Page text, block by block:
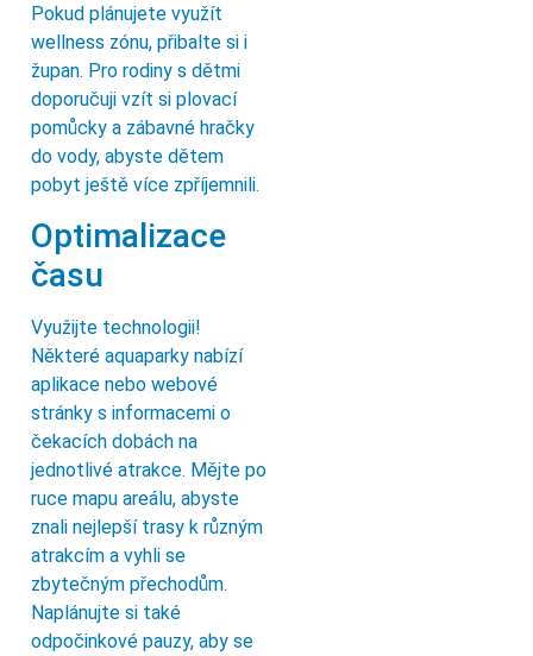
Pokud plánujete využít
wellness zónu, přibalte si i
župan. Pro rodiny s dětmi
doporučuji vzít si plovací
pomůcky a zábavné hračky
do vody, abyste dětem
pobyt ještě více zpříjemnili.
Optimalizace
času
Využijte technologii!
Některé aquaparky nabízí
aplikace nebo webové
stránky s informacemi o
čekacích dobách na
jednotlivé atrakce. Mějte po
ruce mapu areálu, abyste
znali nejlepší trasy k různým
atrakcím a vyhli se
zbytečným přechodům.
Naplánujte si také
odpočinkové pauzy, aby se